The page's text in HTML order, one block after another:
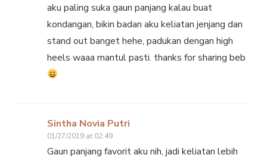
aku paling suka gaun panjang kalau buat
kondangan, bikin badan aku keliatan jenjang dan
stand out banget hehe, padukan dengan high
heels waaa mantul pasti. thanks for sharing beb
Sintha Novia Putri
01/27/2019 at 02:49
Gaun panjang favorit aku nih, jadi keliatan lebih